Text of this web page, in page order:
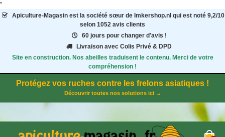
"
Apiculture-Magasinest la société sœur de Imkershop.nl qui est noté 9,2/10
selon 1052 avis clients
60 jours pour changer d'avis !
Livraison avec Colis Privé & DPD
Site en construction. Nos abeilles traduisent le contenu. Merci de votre
compréhension !
Protégez vos ruches contre les frelons asiatiques !
Découvrir toutes nos solutions ici →